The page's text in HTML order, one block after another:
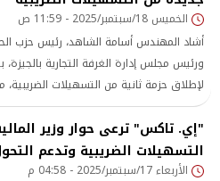
الخميس 18/سبتمبر/2025 - 11:59 ص
أشاد المهندس أسامة الشاهد، رئيس حزب
ورئيس مجلس إدارة الغرفة التجارية بالجيزة،
لإطلاق حزمة ثانية من التسهيلات
الخطوة تأتي استكمالاً للنجاح الذي حققته
وتعكس استجابة الحكومة لمطالب مجتمع
"إي. تاكس" ترعى حوار وزير
التسهيلات الضريبية وتدعم
الأربعاء 17/سبتمبر/2025 - 04:58 م